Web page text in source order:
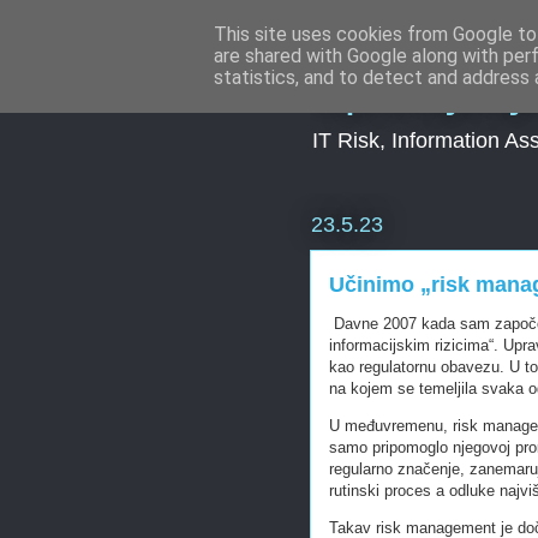
IT Risk, Information
23.5.23
Učinimo „risk
Davne 2007 kada sam
informacijskim rizicima“.
kao regulatornu obavezu. U
na kojem se temeljila svaka
U međuvremenu, risk
samo pripomoglo njegovoj
regularno značenje,
rutinski proces a odluke
Takav risk management je
This site uses cookies from Google
are shared with Google along with
statistics, and to detect and address